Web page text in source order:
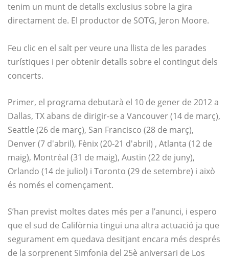
tenim un munt de detalls exclusius sobre la gira
directament de. El productor de SOTG, Jeron Moore.
Feu clic en el salt per veure una llista de les parades
turístiques i per obtenir detalls sobre el contingut dels
concerts.
Primer, el programa debutarà el 10 de gener de 2012 a
Dallas, TX abans de dirigir-se a Vancouver (14 de març),
Seattle (26 de març), San Francisco (28 de març),
Denver (7 d'abril), Fènix (20-21 d'abril) , Atlanta (12 de
maig), Montréal (31 de maig), Austin (22 de juny),
Orlando (14 de juliol) i Toronto (29 de setembre) i això
és només el començament.
S’han previst moltes dates més per a l’anunci, i espero
que el sud de Califòrnia tingui una altra actuació ja que
segurament em quedava desitjant encara més després
de la sorprenent Simfonia del 25è aniversari de Los